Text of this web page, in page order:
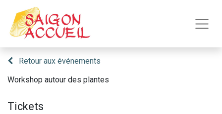
Retour aux événements
Workshop autour des plantes
Tickets